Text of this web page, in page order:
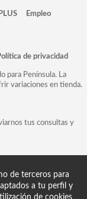
Empleo
de privacidad
para Península. La
variaciones en tienda.
tus consultas y
de terceros para
a tu perfil y
de cookies